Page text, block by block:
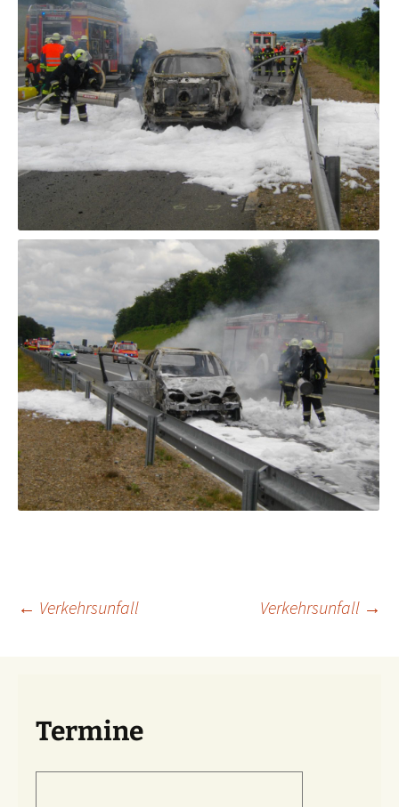
Beitragsnavigation
← Verkehrsunfall Verkehrsunfall →
Termine